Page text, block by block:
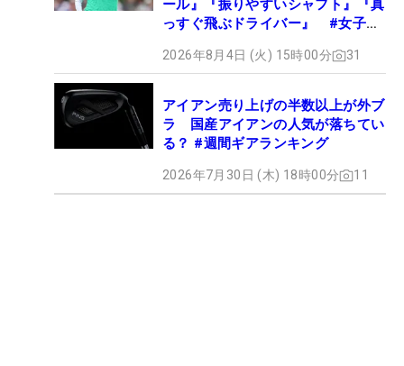
ール』『振りやすいシャフト』『真
っすぐ飛ぶドライバー』 #女子プ
2026年8月4日 (火) 15時00分 31
アイアン売り上げの半数以上が外ブ
ラ 国産アイアンの人気が落ちてい
る？ #週間ギアランキング
2026年7月30日 (木) 18時00分 11